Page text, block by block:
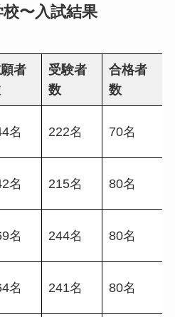
〜入試結果
者
受験者
数
合格者
数
名 222名 70名
名 215名 80名
名 244名 80名
名 241名 80名